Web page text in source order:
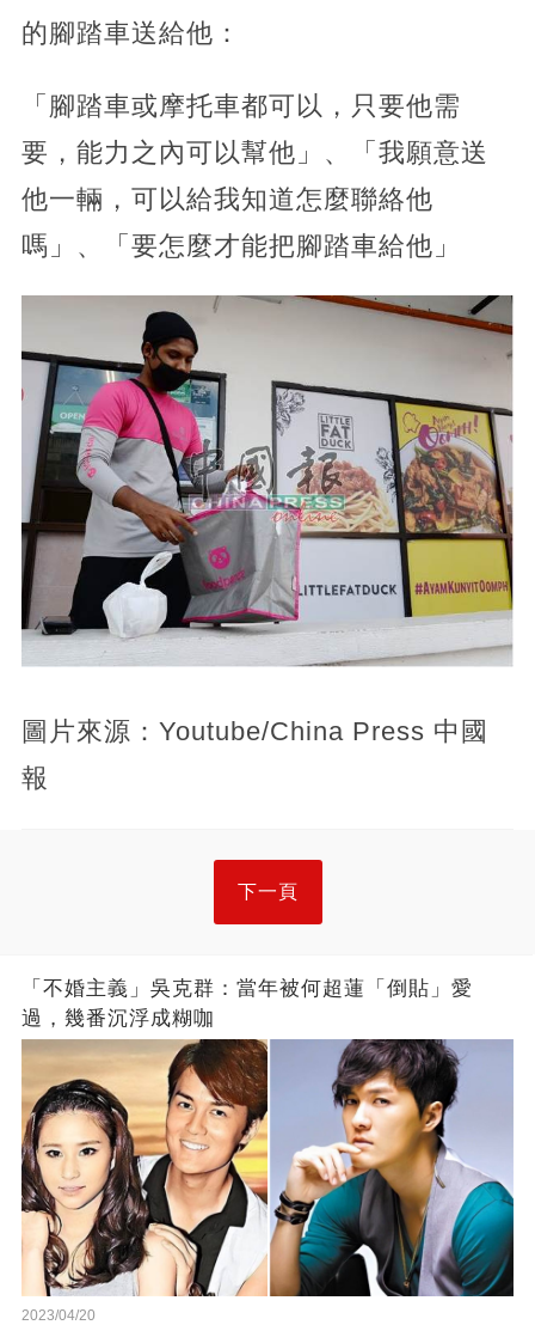
的腳踏車送給他：
「腳踏車或摩托車都可以，只要他需
要，能力之內可以幫他」、「我願意送
他一輛，可以給我知道怎麼聯絡他
嗎」、「要怎麼才能把腳踏車給他」
圖片來源：Youtube/China Press 中國
報
下一頁
「不婚主義」吳克群：當年被何超蓮「倒貼」愛
過，幾番沉浮成糊咖
2023/04/20